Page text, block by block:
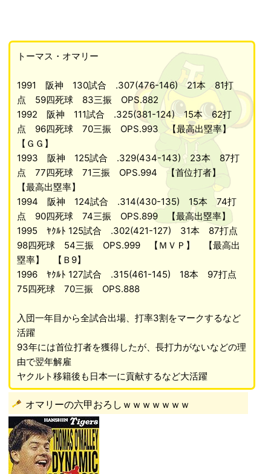
トーマス・オマリー
1991 阪神 130試合 .307(476-146) 21本 81打
点 59四死球 83三振 OPS.882
1992 阪神 111試合 .325(381-124) 15本 62打
点 96四死球 70三振 OPS.993 【最高出塁率】
【ＧＧ】
1993 阪神 125試合 .329(434-143) 23本 87打
点 77四死球 71三振 OPS.994 【首位打者】
【最高出塁率】
1994 阪神 124試合 .314(430-135) 15本 74打
点 90四死球 74三振 OPS.899 【最高出塁率】
1995 ﾔｸﾙﾄ 125試合 .302(421-127) 31本 87打点
98四死球 54三振 OPS.999 【ＭＶＰ】 【最高出
塁率】 【Ｂ9】
1996 ﾔｸﾙﾄ 127試合 .315(461-145) 18本 97打点
75四死球 70三振 OPS.888
入団一年目から全試合出場、打率3割をマークするなど
活躍
93年には首位打者を獲得したが、長打力がないなどの理
由で翌年解雇
ヤクルト移籍後も日本一に貢献するなど大活躍
オマリーの六甲おろしｗｗｗｗｗｗｗ